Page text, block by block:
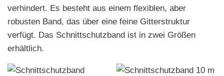
verhindert. Es besteht aus einem flexiblen, aber
robusten Band, das über eine feine Gitterstruktur
verfügt. Das Schnittschutzband ist in zwei Größen
erhältlich.